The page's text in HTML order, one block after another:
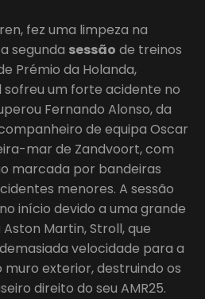
fez uma limpeza na
segunda sessão de treinos
Prémio da Holanda,
sofreu um forte acidente no
Fernando Alonso, da
de equipa Oscar
mar de Zandvoort, com
marcada por bandeiras
menores. A sessão
início devido a uma grande
Martin, Stroll, que
velocidade para a
exterior, destruindo os
direito do seu AMR25.